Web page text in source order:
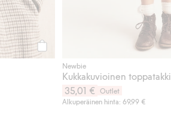
Osta
Newbie
Kukkakuvioinen toppatakki
35,01 €
Outlet
Alkuperäinen hinta: 69,99 €